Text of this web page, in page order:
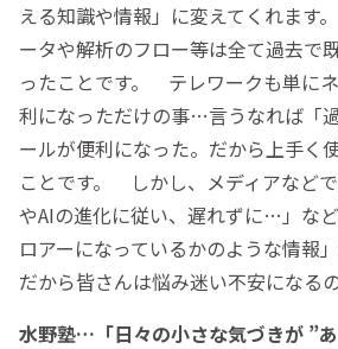
える知識や情報」に変えてくれま
ータや解析のフロー等は全て過去で
ったことです。 テレワークも単に
利になっただけの事…言うなれば「
ールが便利になった。だから上手く
ことです。 しかし、メディアなど
やAIの進化に従い、遅れずに…」な
ロアーになっているかのような情
だから皆さんは悩み迷い不安になるの
水野塾…「日々の小さな気づきが ”